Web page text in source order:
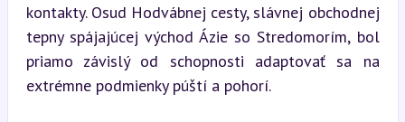
kontakty. Osud Hodvábnej cesty, slávnej obchodnej
tepny spájajúcej východ Ázie so Stredomorím, bol
priamo závislý od schopnosti adaptovať sa na
extrémne podmienky púští a pohorí.